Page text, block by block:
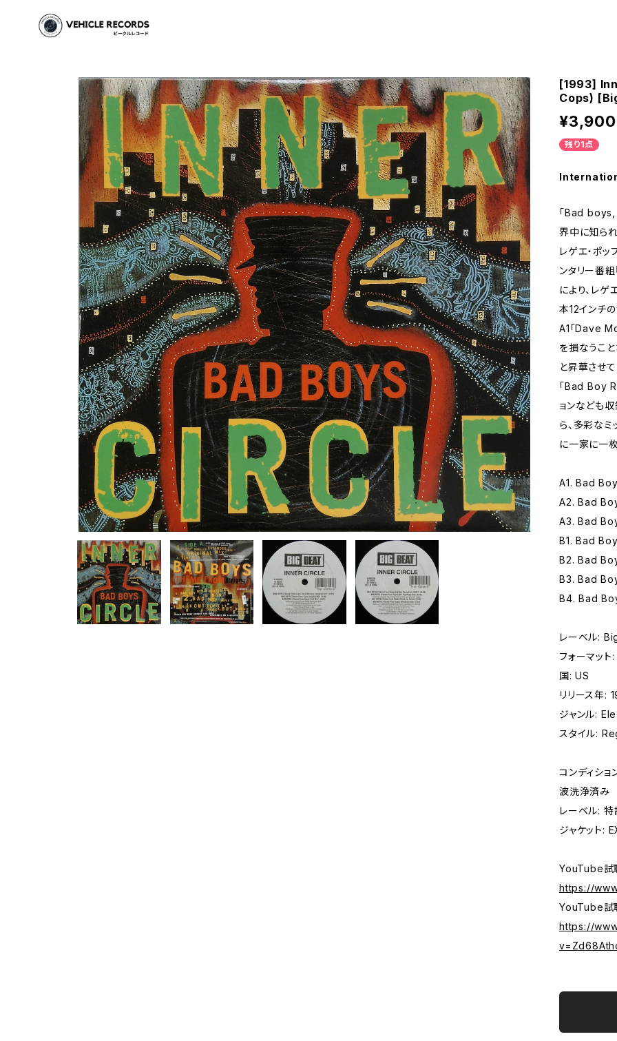
[1993]
Cops)
¥3,900
残り1点
「Bad
界中に知ら
レゲエ・ポ
ンタリー番組
により、レ
本12インチ
A1「Dave
を損なうこ
と昇華させ
「Bad Boy
ョンなども
ら、多彩な
に一家に一
A1. Bad
A2. Bad
A3. Bad
B1. Bad
B2. Bad
B3. Bad
B4. Bad
レーベル:
フォーマッ
国: US
リリース年:
ジャンル:
スタイル:
コンディシ
波洗浄済み
レーベル: 特
ジャケット:
YouTube
https://
YouTube
https://